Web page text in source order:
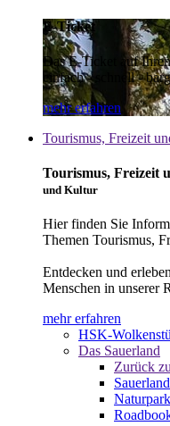
E-Ticket
Das E-Ticket auf
einfach - schnell -
mehr erfahren
Tourismus, Freizeit
Tourismus, Freizeit
und Kultur
Hier finden Sie
Themen Tourismus,
Entdecken und
Menschen in unserer
mehr erfahren
HSK-
Das Sauerland
Zurück